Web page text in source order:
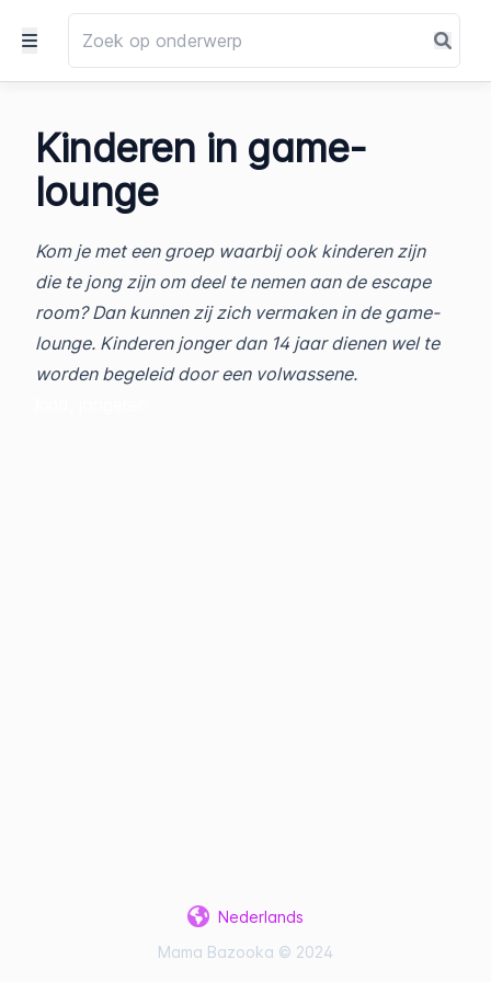
Kinderen in game-
lounge
Kom je met een groep waarbij ook kinderen zijn
die te jong zijn om deel te nemen aan de escape
room? Dan kunnen zij zich vermaken in de game-
lounge. Kinderen jonger dan 14 jaar dienen wel te
worden begeleid door een volwassene.
Nederlands
Mama Bazooka © 2024